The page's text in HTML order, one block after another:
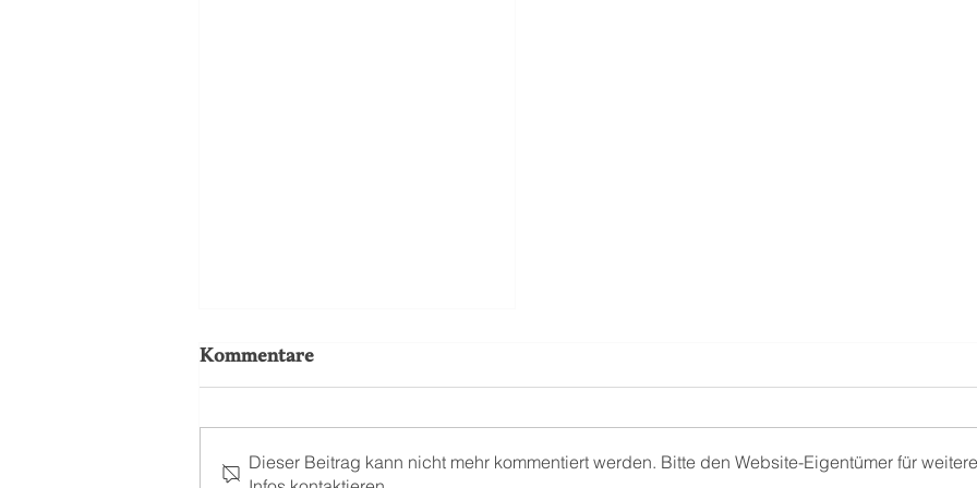
Kommentare
Dieser Beitrag kann nicht mehr kommentiert werden. Bitte den Website-Eigentümer für weitere